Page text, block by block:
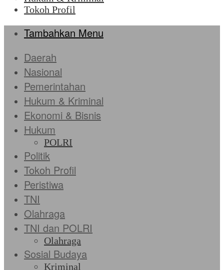
Tokoh Profil
Tambahkan Menu
Daerah
Nasional
Pemerintahan
Hukum & Kriminal
Ekonomi & Bisnis
Hukum
POLRI
Politik
Tokoh Profil
Peristiwa
TNI
Olahraga
TNI dan POLRI
Olahraga
Sosial Budaya
Kriminal